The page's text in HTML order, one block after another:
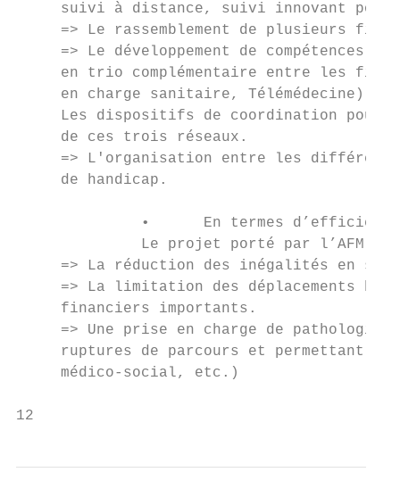
suivi à distance, suivi innovant
=> Le rassemblement de plusieurs
=> Le développement de compétences
en trio complémentaire entre les
en charge sanitaire, Télémédecine)
Les dispositifs de coordination
     de ces trois réseaux.
=> L'organisation entre les
     de handicap.
•      En termes
Le projet porté par l’AFM-
=> La réduction des inégalités en
=> La limitation des déplacements
     financiers importants.
=> Une prise en charge de
ruptures de parcours et permettant
     médico-social, etc.)
12